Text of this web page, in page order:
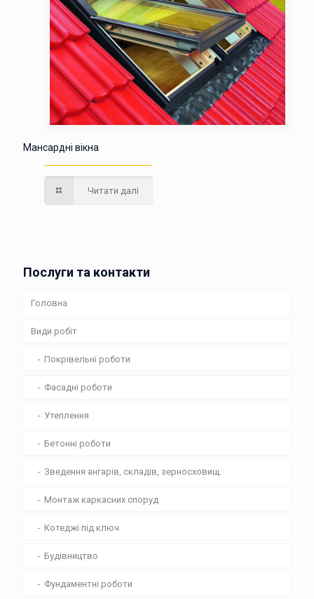
Мансардні вікна
Читати далі
Послуги та контакти
Головна
Види робіт
Покрівельні роботи
Фасадні роботи
Утеплення
Бетонні роботи
Зведення ангарів, складів, зерносховищ.
Монтаж каркасних споруд
Котеджі під ключ
Будівництво
Фундаментні роботи